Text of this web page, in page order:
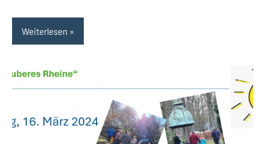
Weiterlesen